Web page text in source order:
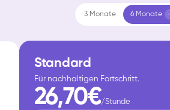
3 Monate 6 Monate
Standard
Für nachhaltigen Fortschritt.
26,70€/Stunde